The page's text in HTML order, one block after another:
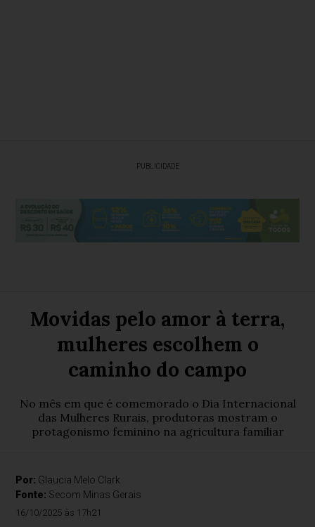
PUBLICIDADE
Movidas pelo amor à terra,
mulheres escolhem o
caminho do campo
No mês em que é comemorado o Dia Internacional
das Mulheres Rurais, produtoras mostram o
protagonismo feminino na agricultura familiar
Por: Glaucia Melo Clark
Fonte: Secom Minas Gerais
16/10/2025 às 17h21